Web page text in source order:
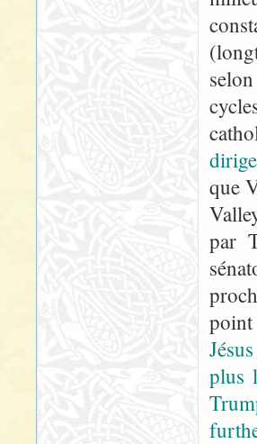
que
par
point
plus